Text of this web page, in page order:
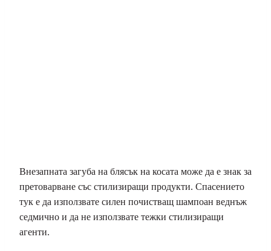
Внезапната загуба на блясък на косата може да е знак за
претоварване със стилизиращи продукти. Спасението
тук е да използвате силен почистващ шампоан веднъж
седмично и да не използвате тежки стилизиращи
агенти.